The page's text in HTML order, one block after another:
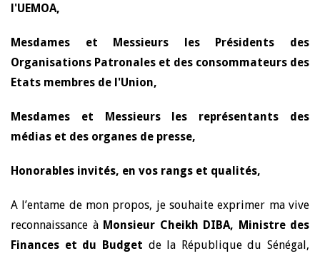
l'UEMOA,
Mesdames et Messieurs les Présidents des
Organisations Patronales et des consommateurs des
Etats membres de l'Union,
Mesdames et Messieurs les représentants des
médias et des organes de presse,
Honorables invités, en vos rangs et qualités,
A l’entame de mon propos, je souhaite exprimer ma vive
reconnaissance à Monsieur Cheikh DIBA, Ministre des
Finances et du Budget de la République du Sénégal,